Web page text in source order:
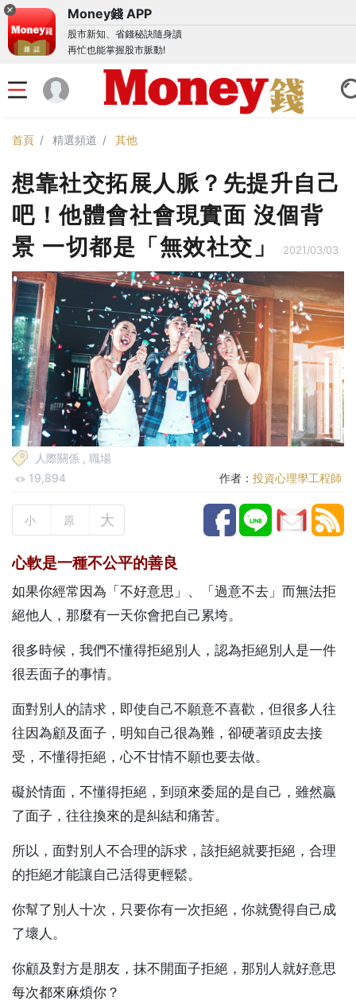
Money錢 APP
股市新知、省錢秘訣隨身讀
再忙也能掌握股市脈動!
首頁 精選頻道 其他
想靠社交拓展人脈？先提升自己
吧！他體會社會現實面 沒個背
景 一切都是「無效社交」
2021/03/03
人際關係 , 職場
19,894
作者： 投資心理學工程師
小 原 大
心軟是一種不公平的善良
如果你經常因為「不好意思」、「過意不去」而無法拒
絕他人，那麼有一天你會把自己累垮。
很多時候，我們不懂得拒絕別人，認為拒絕別人是一件
很丟面子的事情。
面對別人的請求，即使自己不願意不喜歡，但很多人往
往因為顧及面子，明知自己很為難，卻硬著頭皮去接
受，不懂得拒絕，心不甘情不願也要去做。
礙於情面，不懂得拒絕，到頭來委屈的是自己，雖然贏
了面子，往往換來的是糾結和痛苦。
所以，面對別人不合理的訴求，該拒絕就要拒絕，合理
的拒絕才能讓自己活得更輕鬆。
你幫了別人十次，只要你有一次拒絕，你就覺得自己成
了壞人。
你顧及對方是朋友，抹不開面子拒絕，那別人就好意思
每次都來麻煩你？